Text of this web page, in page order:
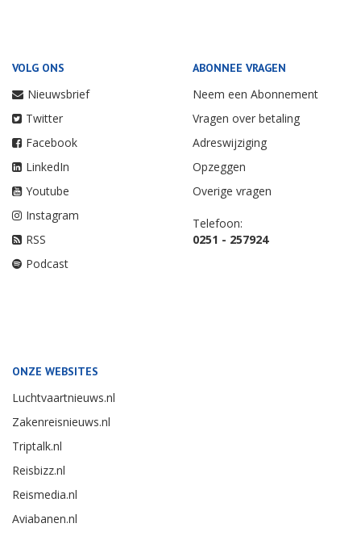
VOLG ONS
Nieuwsbrief
Twitter
Facebook
LinkedIn
Youtube
Instagram
RSS
Podcast
ABONNEE VRAGEN
Neem een Abonnement
Vragen over betaling
Adreswijziging
Opzeggen
Overige vragen
Telefoon:
0251 - 257924
ONZE WEBSITES
Luchtvaartnieuws.nl
Zakenreisnieuws.nl
Triptalk.nl
Reisbizz.nl
Reismedia.nl
Aviabanen.nl